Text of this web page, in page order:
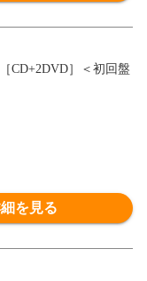
CD+2DVD］＜初回盤
を見る